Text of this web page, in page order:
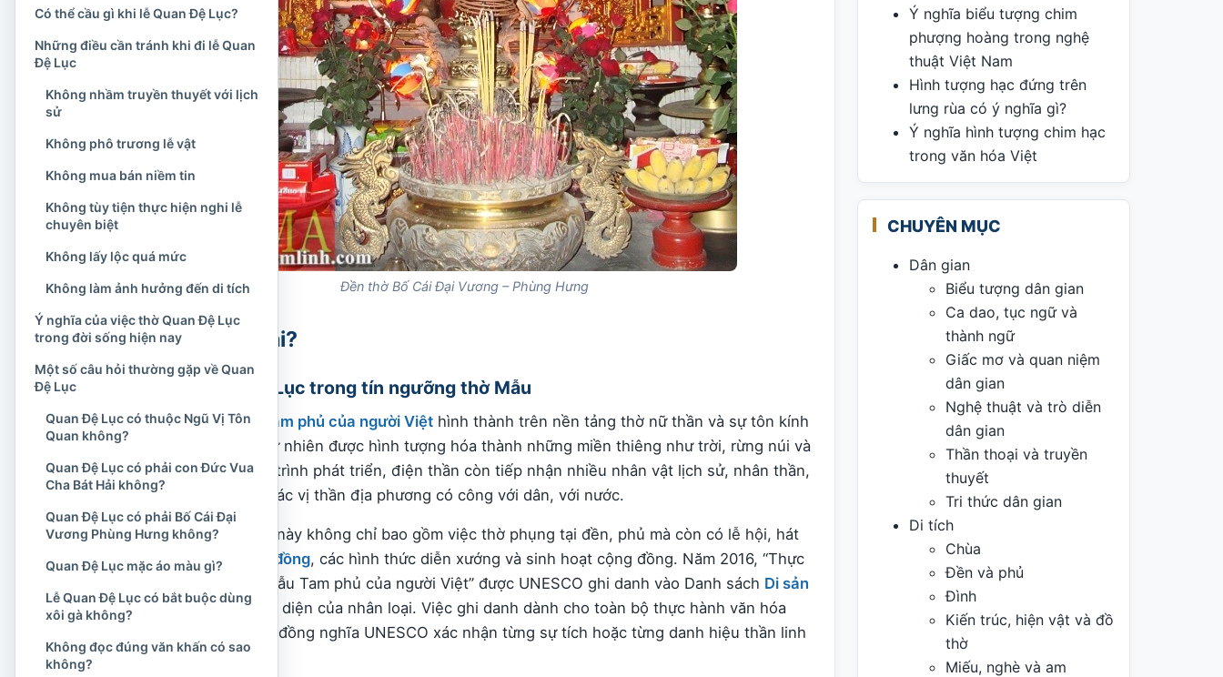
Đền thờ Bố Cái Đại Vương – Phùng Hưng
Quan Đệ Lục là ai?
Vị trí của Quan Đệ Lục trong tín ngưỡng thờ Mẫu
Tín ngưỡng thờ Mẫu Tam phủ của người Việt hình thành trên nền tảng thờ nữ thần và sự tôn kính
đối với các lực lượng tự nhiên được hình tượng hóa thành những miền thiêng như trời, rừng núi và
sông nước. Trong quá trình phát triển, điện thần còn tiếp nhận nhiều nhân vật lịch sử, nhân thần,
anh hùng văn hóa
và các vị thần địa phương có công với dân, với nước.
Thực hành tín ngưỡng này không chỉ bao gồm việc thờ phụng tại đền, phủ mà còn có lễ hội, hát
chầu văn, nghi lễ hầu đồng, các hình thức diễn xướng và sinh hoạt cộng đồng. Năm 2016, “Thực
hành tín ngưỡng thờ Mẫu Tam phủ của người Việt” được UNESCO ghi danh vào Danh sách Di sản
văn hóa phi vật thể đại diện của nhân loại. Việc ghi danh dành cho toàn bộ thực hành văn hóa
của cộng đồng, không đồng nghĩa UNESCO xác nhận từng sự tích hoặc từng danh hiệu thần linh
là sự kiện lịch sử.
Ý nghĩa biểu tượng chim
phượng hoàng trong nghệ
thuật Việt Nam
Hình tượng hạc đứng trên
lưng rùa có ý nghĩa gì?
Ý nghĩa hình tượng chim hạc
trong văn hóa Việt
CHUYÊN MỤC
Dân gian
Biểu tượng dân gian
Ca dao, tục ngữ và
thành ngữ
Giấc mơ và quan niệm
dân gian
Nghệ thuật và trò diễn
dân gian
Thần thoại và truyền
thuyết
Tri thức dân gian
Di tích
Chùa
Đền và phủ
Đình
Kiến trúc, hiện vật và đồ
thờ
Miếu, nghè và am
Có thể cầu gì khi lễ Quan Đệ Lục?
Những điều cần tránh khi đi lễ Quan
Đệ Lục
Không nhầm truyền thuyết với lịch
sử
Không phô trương lễ vật
Không mua bán niềm tin
Không tùy tiện thực hiện nghi lễ
chuyên biệt
Không lấy lộc quá mức
Không làm ảnh hưởng đến di tích
Ý nghĩa của việc thờ Quan Đệ Lục
trong đời sống hiện nay
Một số câu hỏi thường gặp về Quan
Đệ Lục
Quan Đệ Lục có thuộc Ngũ Vị Tôn
Quan không?
Quan Đệ Lục có phải con Đức Vua
Cha Bát Hải không?
Quan Đệ Lục có phải Bố Cái Đại
Vương Phùng Hưng không?
Quan Đệ Lục mặc áo màu gì?
Lễ Quan Đệ Lục có bắt buộc dùng
xôi gà không?
Không đọc đúng văn khấn có sao
không?